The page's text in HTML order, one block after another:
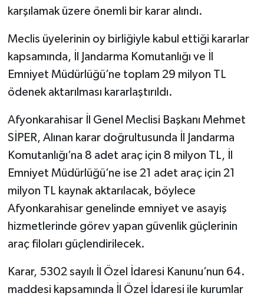
karşılamak üzere önemli bir karar alındı.
Meclis üyelerinin oy birliğiyle kabul ettiği kararlar
kapsamında, İl Jandarma Komutanlığı ve İl
Emniyet Müdürlüğü’ne toplam 29 milyon TL
ödenek aktarılması kararlaştırıldı.
Afyonkarahisar İl Genel Meclisi Başkanı Mehmet
SİPER, Alınan karar doğrultusunda İl Jandarma
Komutanlığı’na 8 adet araç için 8 milyon TL, İl
Emniyet Müdürlüğü’ne ise 21 adet araç için 21
milyon TL kaynak aktarılacak, böylece
Afyonkarahisar genelinde emniyet ve asayiş
hizmetlerinde görev yapan güvenlik güçlerinin
araç filoları güçlendirilecek.
Karar, 5302 sayılı İl Özel İdaresi Kanunu’nun 64.
maddesi kapsamında İl Özel İdaresi ile kurumlar